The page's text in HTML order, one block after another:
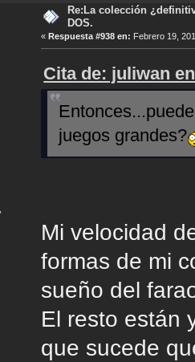
Re:La colección
DOS.
«Respuesta #938 en: Febrero 19,
Cita de: juliwan
juegos grandes?
Mi velocidad
formas de mi
sueño del
El resto están
que sucede